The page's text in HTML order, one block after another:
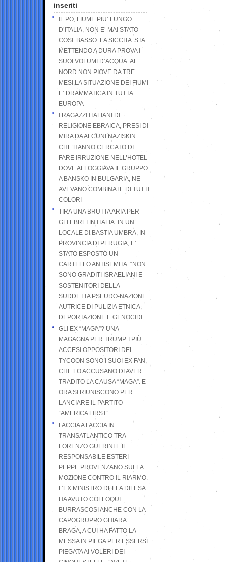
inseriti
IL PO, FIUME PIU’ LUNGO
D’ITALIA, NON E’ MAI STATO
COSI’ BASSO. LA SICCITA’ STA
METTENDO A DURA PROVA I
SUOI VOLUMI D’ACQUA: AL
NORD NON PIOVE DA TRE
MESI,LA SITUAZIONE DEI FIUMI
E’ DRAMMATICA IN TUTTA
EUROPA
I RAGAZZI ITALIANI DI
RELIGIONE EBRAICA, PRESI DI
MIRA DA ALCUNI NAZISKIN
CHE HANNO CERCATO DI
FARE IRRUZIONE NELL’HOTEL
DOVE ALLOGGIAVA IL GRUPPO
A BANSKO IN BULGARIA, NE
AVEVANO COMBINATE DI TUTTI
COLORI
TIRA UNA BRUTTA ARIA PER
GLI EBREI IN ITALIA. IN UN
LOCALE DI BASTIA UMBRA, IN
PROVINCIA DI PERUGIA, E’
STATO ESPOSTO UN
CARTELLO ANTISEMITA: “NON
SONO GRADITI ISRAELIANI E
SOSTENITORI DELLA
SUDDETTA PSEUDO-NAZIONE
AUTRICE DI PULIZIA ETNICA,
DEPORTAZIONE E GENOCIDI
GLI EX “MAGA”? UNA
MAGAGNA PER TRUMP. I PIÙ
ACCESI OPPOSITORI DEL
TYCOON SONO I SUOI EX FAN,
CHE LO ACCUSANO DI AVER
TRADITO LA CAUSA “MAGA”. E
ORA SI RIUNISCONO PER
LANCIARE IL PARTITO
“AMERICA FIRST”
FACCIA A FACCIA IN
TRANSATLANTICO TRA
LORENZO GUERINI E IL
RESPONSABILE ESTERI
PEPPE PROVENZANO SULLA
MOZIONE CONTRO IL RIARMO.
L’EX MINISTRO DELLA DIFESA
HA AVUTO COLLOQUI
BURRASCOSI ANCHE CON LA
CAPOGRUPPO CHIARA
BRAGA, A CUI HA FATTO LA
MESSA IN PIEGA PER ESSERSI
PIEGATA AI VOLERI DEI